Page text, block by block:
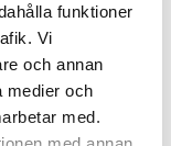
funktioner
Vi
och annan
medier och
med.